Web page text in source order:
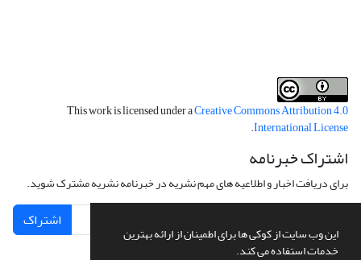
این وب سایت از کوکی ها برای اطمینان از ارائه بهترین
خدمات استفاده می کند.
This work is licensed under aCreative Commons Attribution 4.0
International License
.
اشتراک خبرنامه
برای دریافت اخبار و اطلاعیه های مهم نشریه در خبرنامه نشریه مشترک شوید.
اشتراک